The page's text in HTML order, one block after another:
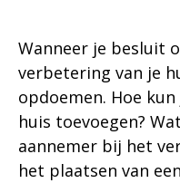
Wanneer je besluit
verbetering van je
opdoemen. Hoe
huis toevoegen?
aannemer bij het
het plaatsen van